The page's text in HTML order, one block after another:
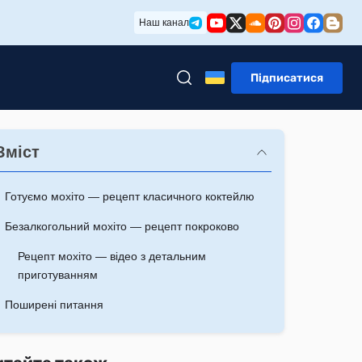
Наш канал
Підписатися
Готуємо мохіто — рецепт класичного коктейлю
Безалкогольний мохіто — рецепт покроково
Рецепт мохіто — відео з детальним
приготуванням
Поширені питання